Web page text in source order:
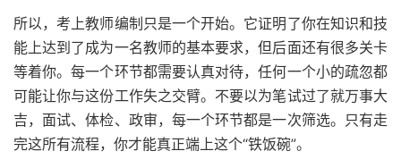
所以，考上教师编制只是一个开始。它证明了你在知识和技
能上达到了成为一名教师的基本要求，但后面还有很多关卡
等着你。每一个环节都需要认真对待，任何一个小的疏忽都
可能让你与这份工作失之交臂。不要以为笔试过了就万事大
吉，面试、体检、政审，每一个环节都是一次筛选。只有走
完这所有流程，你才能真正端上这个“铁饭碗”。